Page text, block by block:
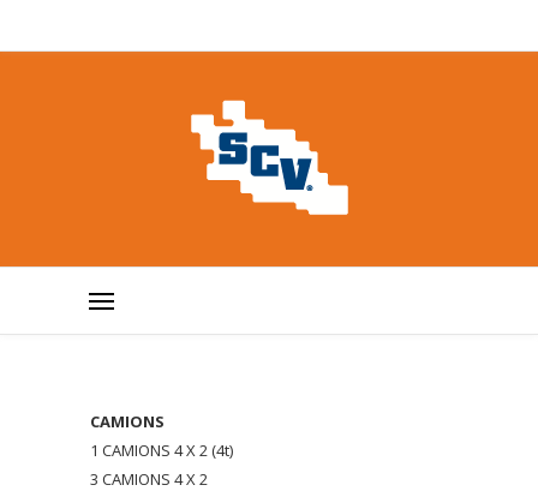
CAMIONS
1 CAMIONS 4 X 2 (4t)
3 CAMIONS 4 X 2